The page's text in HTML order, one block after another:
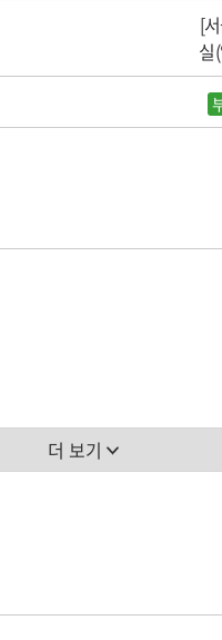
[
실
제를 중심으로 세계로 도
야 공직자, 지자체 단체장
더 보기